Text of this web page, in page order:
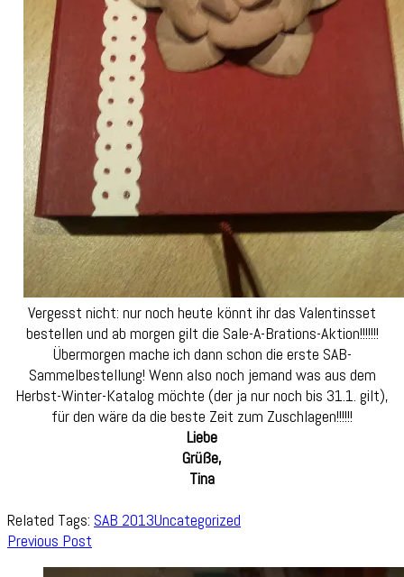
Vergesst nicht: nur noch heute könnt ihr das Valentinsset
bestellen und ab morgen gilt die Sale-A-Brations-Aktion!!!!!!!
Übermorgen mache ich dann schon die erste SAB-
Sammelbestellung! Wenn also noch jemand was aus dem
Herbst-Winter-Katalog möchte (der ja nur noch bis 31.1. gilt),
für den wäre da die beste Zeit zum Zuschlagen!!!!!!
Liebe
Grüße,
Tina
Related Tags: SAB 2013Uncategorized
Post
Previous Post